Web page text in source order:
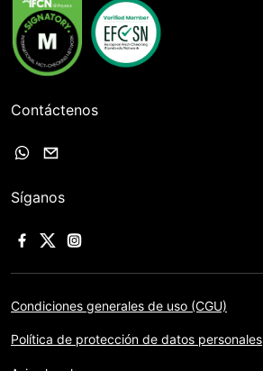
Contáctenos
Síganos
Condiciones generales de uso (CGU)
Política de protección de datos personales